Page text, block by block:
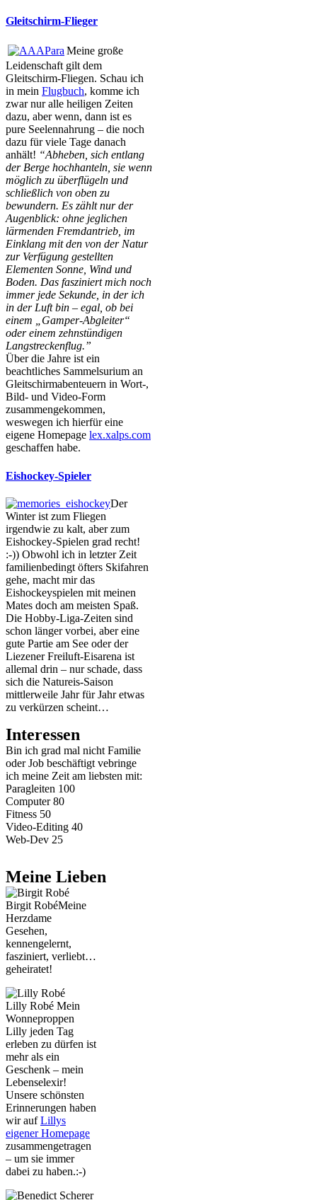
Gleitschirm-Flieger
Meine große
Leidenschaft gilt dem
Gleitschirm-Fliegen. Schau ich
in mein Flugbuch, komme ich
zwar nur alle heiligen Zeiten
dazu, aber wenn, dann ist es
pure Seelennahrung – die noch
dazu für viele Tage danach
anhält! “Abheben, sich entlang
der Berge hochhanteln, sie wenn
möglich zu überflügeln und
schließlich von oben zu
bewundern. Es zählt nur der
Augenblick: ohne jeglichen
lärmenden Fremdantrieb, im
Einklang mit den von der Natur
zur Verfügung gestellten
Elementen Sonne, Wind und
Boden. Das fasziniert mich noch
immer jede Sekunde, in der ich
in der Luft bin – egal, ob bei
einem „Gamper-Abgleiter“
oder einem zehnstündigen
Langstreckenflug.”
Über die Jahre ist ein
beachtliches Sammelsurium an
Gleitschirmabenteuern in Wort-,
Bild- und Video-Form
zusammengekommen,
weswegen ich hierfür eine
eigene Homepage lex.xalps.com
geschaffen habe.
Eishockey-Spieler
Der
Winter ist zum Fliegen
irgendwie zu kalt, aber zum
Eishockey-Spielen grad recht!
:-)) Obwohl ich in letzter Zeit
familienbedingt öfters Skifahren
gehe, macht mir das
Eishockeyspielen mit meinen
Mates doch am meisten Spaß.
Die Hobby-Liga-Zeiten sind
schon länger vorbei, aber eine
gute Partie am See oder der
Liezener Freiluft-Eisarena ist
allemal drin – nur schade, dass
sich die Natureis-Saison
mittlerweile Jahr für Jahr etwas
zu verkürzen scheint…
Interessen
Bin ich grad mal nicht Familie
oder Job beschäftigt vebringe
ich meine Zeit am liebsten mit:
Paragleiten 100
Computer 80
Fitness 50
Video-Editing 40
Web-Dev 25
Meine Lieben
Birgit RobéMeine
Herzdame
Gesehen,
kennengelernt,
fasziniert, verliebt…
geheiratet!
Lilly Robé Mein
Wonneproppen
Lilly jeden Tag
erleben zu dürfen ist
mehr als ein
Geschenk – mein
Lebenselexir!
Unsere schönsten
Erinnerungen haben
wir aufLillys
eigener Homepage
zusammengetragen
– um sie immer
dabei zu haben.:-)